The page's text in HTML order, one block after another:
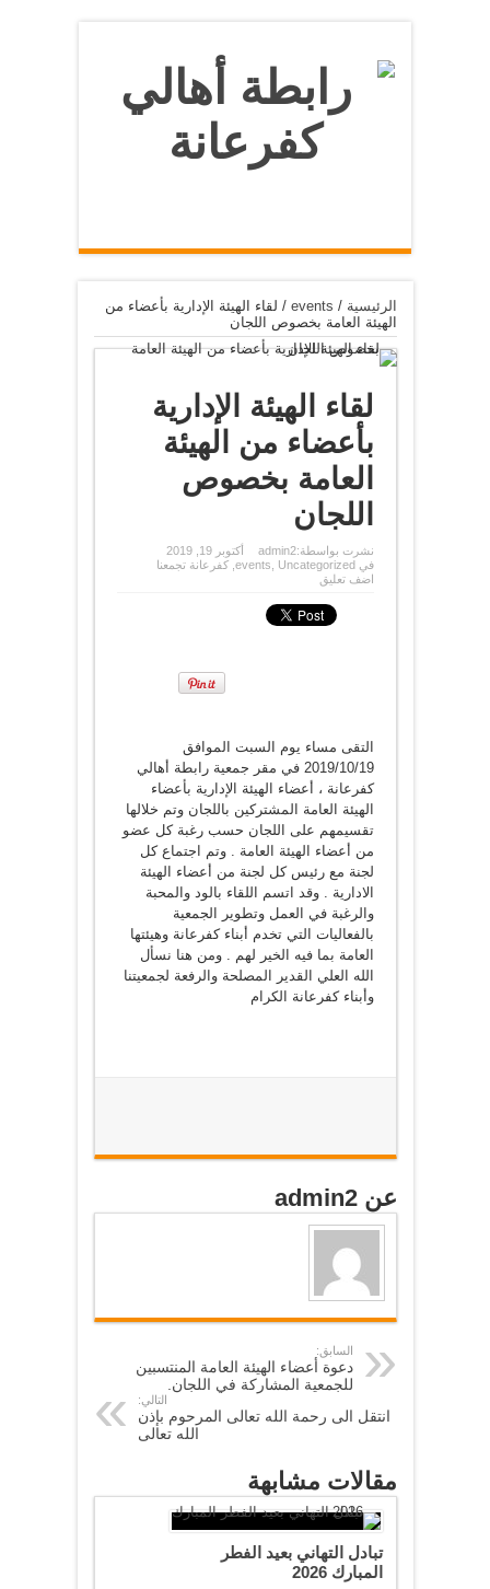
الرئيسية /
events
/ لقاء الهيئة الإدارية بأعضاء من
الهيئة العامة بخصوص اللجان
لقاء الهيئة الإدارية
بأعضاء من الهيئة
العامة بخصوص
اللجان
نشرت بواسطة:admin2
أكتوبر 19, 2019
في
events Uncategorized
,كفرعانة تجمعنا
اضف تعليق
التقى مساء يوم السبت الموافق
2019/10/19 في مقر جمعية رابطة أهالي
كفرعانة ، أعضاء الهيئة الإدارية بأعضاء
الهيئة العامة المشتركين باللجان وتم خلالها
تقسيمهم على اللجان حسب رغبة كل عضو
من أعضاء الهيئة العامة . وتم اجتماع كل
لجنة مع رئيس كل لجنة من أعضاء الهيئة
الادارية . وقد اتسم اللقاء بالود والمحبة
والرغبة في العمل وتطوير الجمعية
بالفعاليات التي تخدم أبناء كفرعانة وهيئتها
العامة بما فيه الخير لهم . ومن هنا نسأل
الله العلي القدير المصلحة والرفعة لجمعيتنا
وأبناء كفرعانة الكرام
عن admin2
السابق:
دعوة أعضاء الهيئة العامة المنتسبين
للجمعية المشاركة في اللجان.
التالي:
انتقل الى رحمة الله تعالى المرحوم بإذن
الله تعالى
مقالات مشابهة
تبادل التهاني بعيد الفطر
المبارك 2026